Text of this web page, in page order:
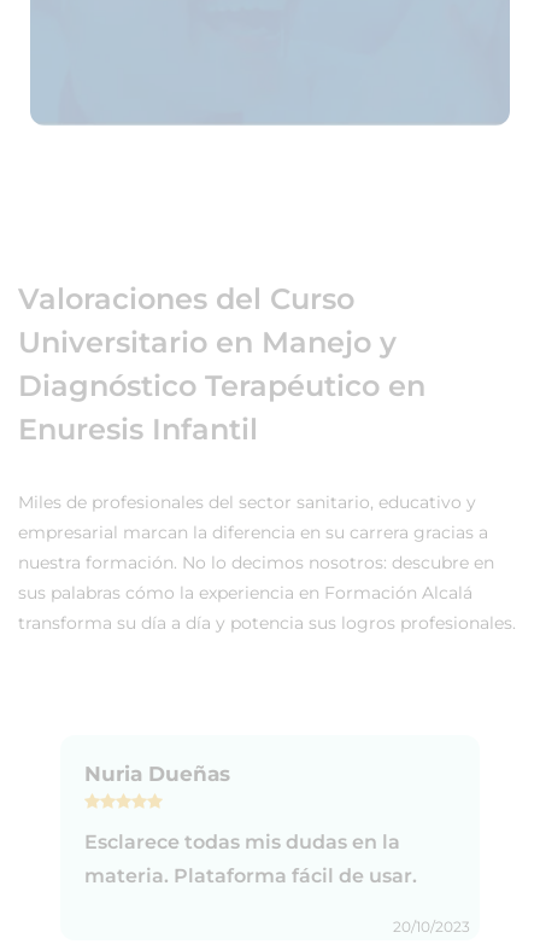
Valoraciones del Curso
Universitario en Manejo y
Diagnóstico Terapéutico en
Enuresis Infantil
Miles de profesionales del sector sanitario, educativo y
empresarial marcan la diferencia en su carrera gracias a
nuestra formación. No lo decimos nosotros: descubre en
sus palabras cómo la experiencia en Formación Alcalá
transforma su día a día y potencia sus logros profesionales.
Nuria Dueñas
Esclarece todas mis dudas en la
materia. Plataforma fácil de usar.
20/10/2023